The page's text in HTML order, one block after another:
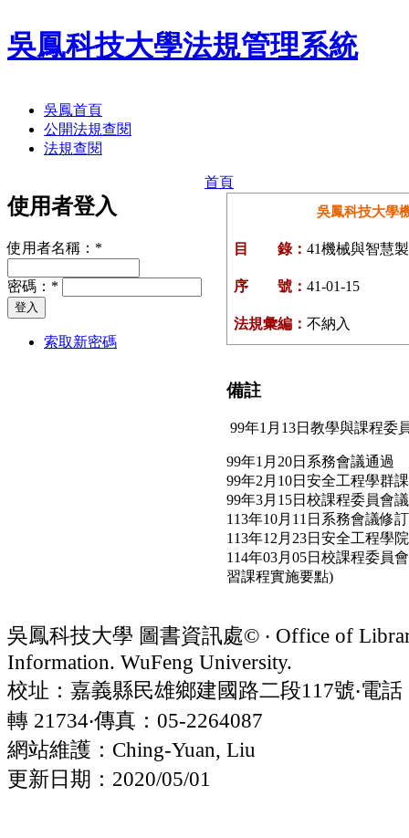
吳鳳科技大學法規管理系統
吳鳳首頁
公開法規查閱
法規查閱
使用者登入
使用者名稱： *
密碼： *
索取新密碼
首頁
吳鳳科技大學
目 錄： 41機械與智慧
序 號： 41-01-15
法規彙編： 不納入
備註
99年1月13日教學與課程委
99年1月20日系務會議通過
99年2月10日安全工程學群
99年3月15日校課程委員會
113年10月11日系務會議修訂
113年12月23日安全工程學
114年03月05日校課程委員
習課程實施要點)
吳鳳科技大學 圖書資訊處© ‧ Office of
Information. WuFeng University.
校址：嘉義縣民雄鄉建國路二段117號‧電話
轉 21734‧傳真：05-2264087
網站維護：Ching-Yuan, Liu
更新日期：2020/05/01